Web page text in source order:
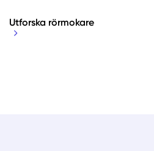
Utforska rörmokare